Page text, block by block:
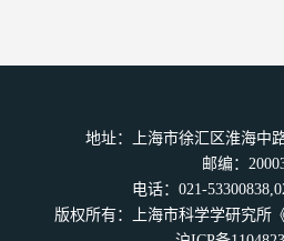
地址：上海市徐汇区淮海中
邮编：
电话：021-
版权所有：上海市科学学研究所